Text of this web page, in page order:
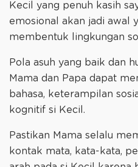
Kecil yang penuh kasih
emosional akan jadi awal
membentuk lingkungan
Pola asuh yang baik dan
Mama dan Papa dapat
bahasa, keterampilan
kognitif si Kecil.
Pastikan Mama selalu
kontak mata, kata-kata,